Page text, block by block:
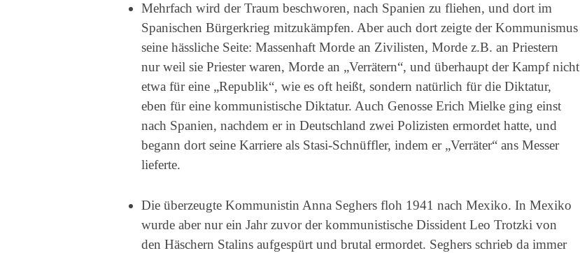
Mehrfach wird der Traum beschworen, nach Spanien zu fliehen, und dort im
Spanischen Bürgerkrieg mitzukämpfen. Aber auch dort zeigte der Kommunismus
seine hässliche Seite: Massenhaft Morde an Zivilisten, Morde z.B. an Priestern
nur weil sie Priester waren, Morde an „Verrätern“, und überhaupt der Kampf nicht
etwa für eine „Republik“, wie es oft heißt, sondern natürlich für die Diktatur,
eben für eine kommunistische Diktatur. Auch Genosse Erich Mielke ging einst
nach Spanien, nachdem er in Deutschland zwei Polizisten ermordet hatte, und
begann dort seine Karriere als Stasi-Schnüffler, indem er „Verräter“ ans Messer
lieferte.
Die überzeugte Kommunistin Anna Seghers floh 1941 nach Mexiko. In Mexiko
wurde aber nur ein Jahr zuvor der kommunistische Dissident Leo Trotzki von
den Häschern Stalins aufgespürt und brutal ermordet. Seghers schrieb da immer